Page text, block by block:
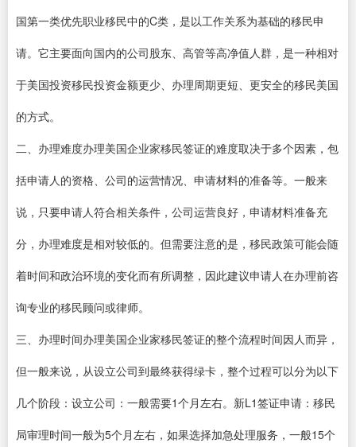
国第一类优先职业移民中的C类，是以工作关系为基础的移民申
请。它主要面向国内的公司股东、高管等高净值人群，是一种相对
于美国投资移民投资金额更少、办理周期更短、更安全的移民美国
的方式。
二、办理难度办理美国企业家移民签证的难度取决于多个因素，包
括申请人的资格、公司的运营情况、申请材料的准备等。一般来
说，只要申请人符合相关条件，公司运营良好，申请材料准备充
分，办理难度是相对较低的。但需要注意的是，移民政策可能会随
着时间和政治环境的变化而有所调整，因此建议申请人在办理前咨
询专业的移民顾问或律师。
三、办理时间办理美国企业家移民签证的整个流程时间因人而异，
但一般来说，从设立公司到最终获得绿卡，整个过程可以分为以下
几个阶段：设立公司：一般需要1个月左右。新L1签证申请：移民
局审理时间一般为5个月左右，如果选择加急处理服务，一般15个